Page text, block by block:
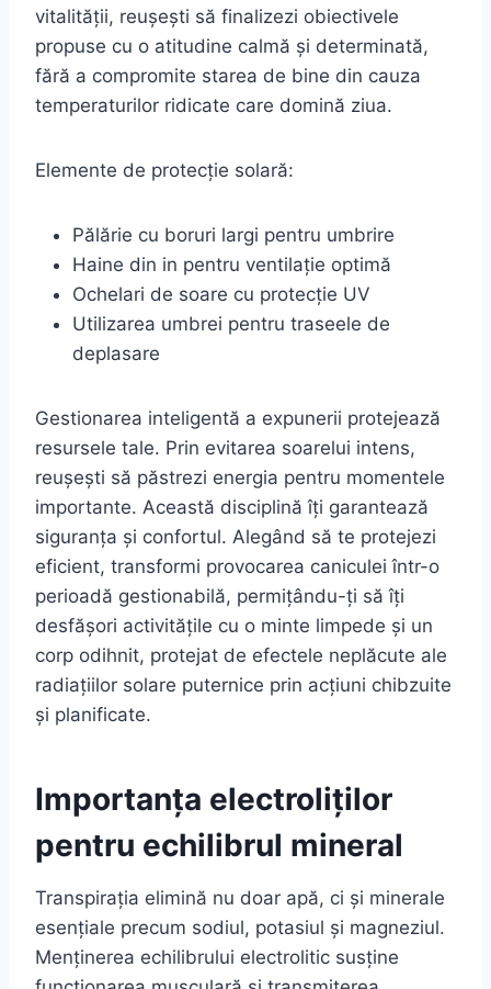
vitalității, reușești să finalizezi obiectivele
propuse cu o atitudine calmă și determinată,
fără a compromite starea de bine din cauza
temperaturilor ridicate care domină ziua.
Elemente de protecție solară:
Pălărie cu boruri largi pentru umbrire
Haine din in pentru ventilație optimă
Ochelari de soare cu protecție UV
Utilizarea umbrei pentru traseele de
deplasare
Gestionarea inteligentă a expunerii protejează
resursele tale. Prin evitarea soarelui intens,
reușești să păstrezi energia pentru momentele
importante. Această disciplină îți garantează
siguranța și confortul. Alegând să te protejezi
eficient, transformi provocarea caniculei într-o
perioadă gestionabilă, permițându-ți să îți
desfășori activitățile cu o minte limpede și un
corp odihnit, protejat de efectele neplăcute ale
radiațiilor solare puternice prin acțiuni chibzuite
și planificate.
Importanța electroliților
pentru echilibrul mineral
Transpirația elimină nu doar apă, ci și minerale
esențiale precum sodiul, potasiul și magneziul.
Menținerea echilibrului electrolitic susține